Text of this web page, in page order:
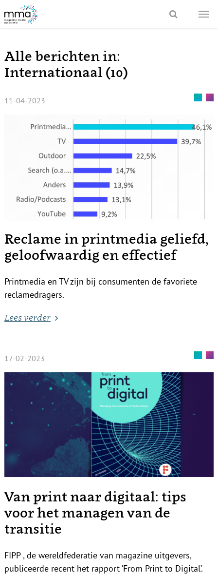
Alle berichten in:
Internationaal (10)
11-04-2023
Reclame in printmedia geliefd,
geloofwaardig en effectief
Printmedia en TV zijn bij consumenten de favoriete
reclamedragers.
Lees verder
17-02-2023
Van print naar digitaal: tips
voor het managen van de
transitie
FIPP , de wereldfederatie van magazine uitgevers,
publiceerde recent het rapport ‘From Print to Digital’.